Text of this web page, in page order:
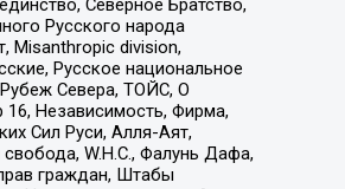
Северное Братство,
Русского народа
Misanthropic division,
Русское национальное
Севера, ТОЙС, О
Независимость, Фирма,
Сил Руси, Алля-Аят,
W.H.С., Фалунь Дафа,
граждан, Штабы